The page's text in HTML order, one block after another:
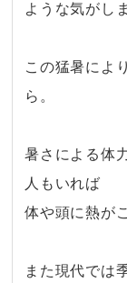
ような気がし
この猛暑によ
ら。
暑さによる体
人もいれば
体や頭に熱が
また現代では